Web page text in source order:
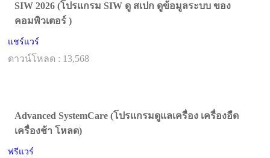
SIW 2026 (โปรแกรม SIW ดู สเปก ดูข้อมูลระบบ ของ
คอมพิวเตอร์ )
แชร์แวร์
ดาวน์โหลด : 13,568
Advanced SystemCare (โปรแกรมดูแลเครื่อง เครื่องอืด
เครื่องช้า โหลด)
ฟรีแวร์